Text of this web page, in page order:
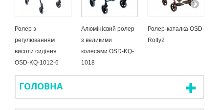
Ролер з
регулюванням
висоти сидіння
OSD-KQ-1012-6
Алюмінієвий ролер
з великими
колесами OSD-KQ-
1018
Ролер-каталка OSD-
Rolly2
ГОЛОВНА